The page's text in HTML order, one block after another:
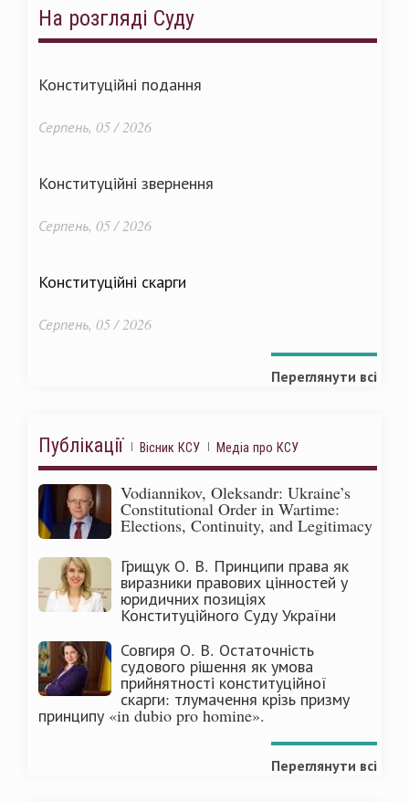
На розгляді Суду
Конституційні подання
Серпень, 05 / 2026
Конституційні звернення
Серпень, 05 / 2026
Конституційні скарги
Серпень, 05 / 2026
Переглянути всі
Публікації Вісник КСУ Медіа про КСУ
Vodiannikov, Oleksandr: Ukraine’s
Constitutional Order in Wartime:
Elections, Continuity, and Legitimacy
Грищук О. В. Принципи права як
виразники правових цінностей у
юридичних позиціях
Конституційного Суду України
Совгиря О. В. Остаточність
судового рішення як умова
прийнятності конституційної
скарги: тлумачення крізь призму
принципу «in dubio pro homine».
Переглянути всі